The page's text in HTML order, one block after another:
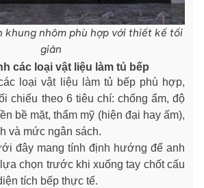
khung nhôm phù hợp với thiết kế tối
giản
các loại vật liệu làm tủ bếp
loại vật liệu làm tủ bếp phù hợp,
chiếu theo 6 tiêu chí: chống ẩm, độ
bề mặt, thẩm mỹ (hiện đại hay ấm),
và mức ngân sách.
đây mang tính định hướng để anh
chọn trước khi xuống tay chốt cấu
tích bếp thực tế.